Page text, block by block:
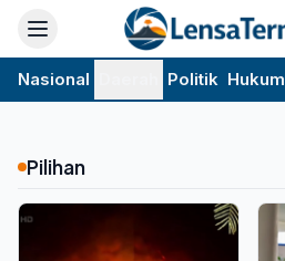
Nasional Politik Hukum
Pilihan